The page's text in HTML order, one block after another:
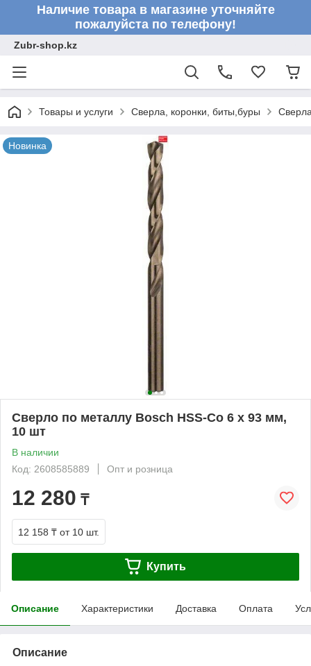
Наличие товара в магазине уточняйте
пожалуйста по телефону!
Zubr-shop.kz
Товары и услуги Сверла, коронки, биты,буры
Новинка
Сверло по металлу Bosch HSS-Co 6 x 93 мм,
10 шт
В наличии
Код: 2608585889
Опт и розница
12 280 ₸
12 158 ₸ от 10 шт.
Купить
Описание Характеристики Доставка Оплата
Описание